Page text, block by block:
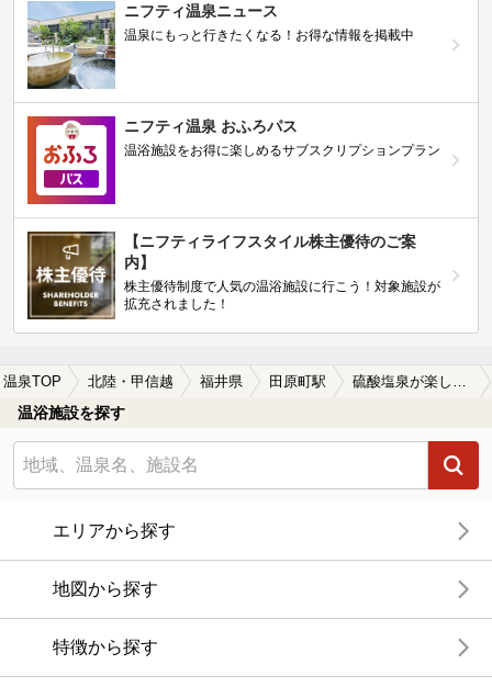
ニフティ温泉ニュース
温泉にもっと行きたくなる！お得な情報を掲載中
ニフティ温泉 おふろパス
温浴施設をお得に楽しめるサブスクリプションプラン
【ニフティライフスタイル株主優待のご案
内】
株主優待制度で人気の温浴施設に行こう！対象施設が
拡充されました！
温泉TOP 北陸・甲信越 福井県 田原町駅 硫酸塩泉が楽しめる田原町駅近くの温泉、日帰り温泉、スーパー銭湯おすすめ
温浴施設を探す
エリアから探す
地図から探す
特徴から探す